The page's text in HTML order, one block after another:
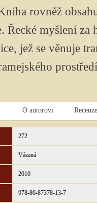
rovněž
myšlení za
jež se věnuje
O autorovi
272
Vázaná
2010
978-80-87378-13-7